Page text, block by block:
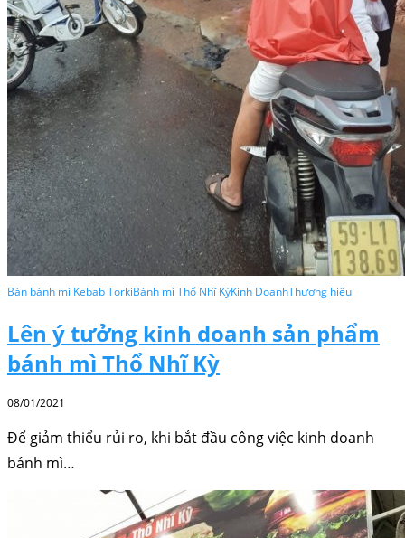
Bán bánh mì Kebab TorkiBánh mì Thổ Nhĩ KỳKinh DoanhThương hiệu
Lên ý tưởng kinh doanh sản phẩm
bánh mì Thổ Nhĩ Kỳ
08/01/2021
Để giảm thiểu rủi ro, khi bắt đầu công việc kinh doanh
bánh mì…